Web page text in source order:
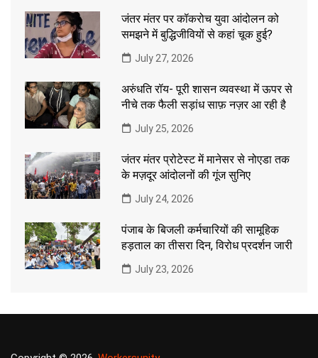
जंतर मंतर पर कॉकरोच युवा आंदोलन को
समझने में बुद्धिजीवियों से कहां चूक हुई?
July 27, 2026
अरुंधति रॉय- पूरी शासन व्यवस्था में ऊपर से
नीचे तक फैली सड़ांध साफ़ नज़र आ रही है
July 25, 2026
जंतर मंतर प्रोटेस्ट में मानेसर से नोएडा तक
के मज़दूर आंदोलनों की गूंज सुनिए
July 24, 2026
पंजाब के बिजली कर्मचारियों की सामूहिक
हड़ताल का तीसरा दिन, विरोध प्रदर्शन जारी
July 23, 2026